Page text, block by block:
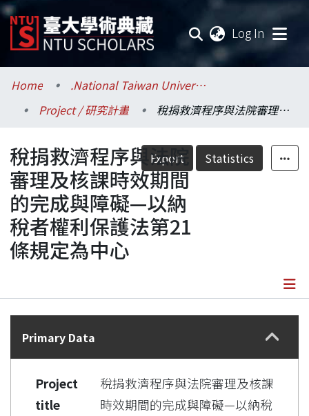
Log In
Communities & Collections
Research Outputs
Fundings & Projects
Researchers
Organizations
Statistics
Home
.National Taiwan University / 國立臺灣大學
Project / 研究計畫
稅捐救濟程序與法院審理及核課時效期間的完成與障礙—以納稅者權利保護法第21條規定為中心
Export Statistics
稅捐救濟程序與法院
審理及核課時效期間
的完成與障礙—以納
稅者權利保護法第21
條規定為中心
Details
Primary Data
Project
title
稅捐救濟程序與法院審理及核課
時效期間的完成與障礙—以納稅